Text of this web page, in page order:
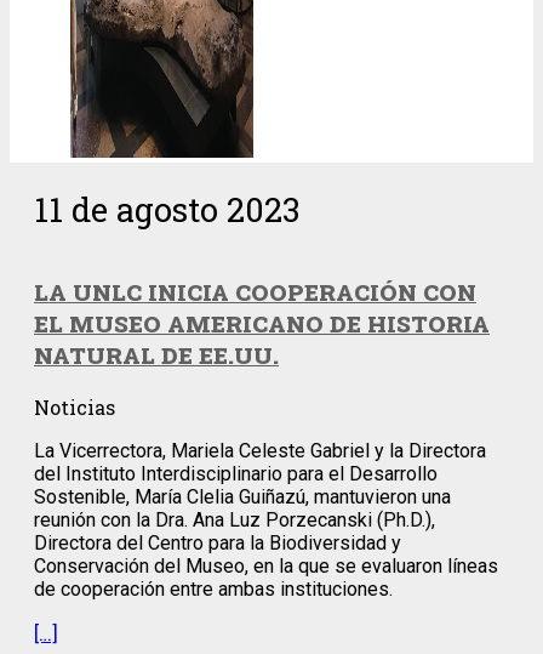
11 de agosto 2023
LA UNLC INICIA COOPERACIÓN CON
EL MUSEO AMERICANO DE HISTORIA
NATURAL DE EE.UU.
Noticias
La Vicerrectora, Mariela Celeste Gabriel y la Directora
del Instituto Interdisciplinario para el Desarrollo
Sostenible, María Clelia Guiñazú, mantuvieron una
reunión con la Dra. Ana Luz Porzecanski (Ph.D.),
Directora del Centro para la Biodiversidad y
Conservación del Museo, en la que se evaluaron líneas
de cooperación entre ambas instituciones.
[…]